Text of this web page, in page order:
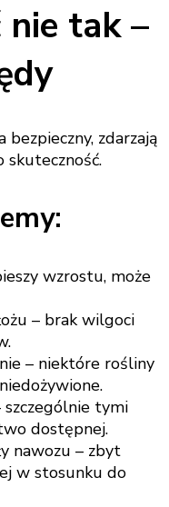
nie tak –
bezpieczny, zdarzają
skuteczność.
wzrostu, może
– brak wilgoci
– niektóre rośliny
szczególnie tymi
dostępnej.
nawozu – zbyt
w stosunku do